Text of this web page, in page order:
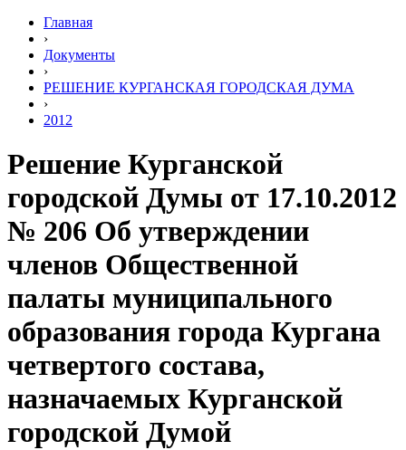
Главная
›
Документы
›
РЕШЕНИЕ КУРГАНСКАЯ ГОРОДСКАЯ ДУМА
›
2012
Решение Курганской
городской Думы от 17.10.2012
№ 206 Об утверждении
членов Общественной
палаты муниципального
образования города Кургана
четвертого состава,
назначаемых Курганской
городской Думой